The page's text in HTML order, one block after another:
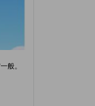
般。